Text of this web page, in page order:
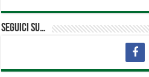
Seguici su…